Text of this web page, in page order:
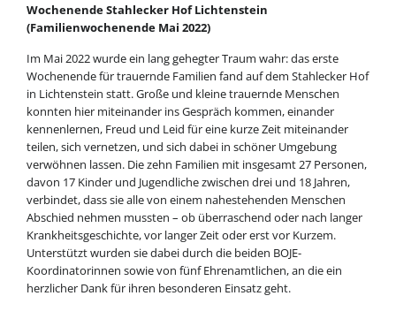
Wochenende Stahlecker Hof Lichtenstein
(Familienwochenende Mai 2022)
Im Mai 2022 wurde ein lang gehegter Traum wahr: das erste
Wochenende für trauernde Familien fand auf dem Stahlecker Hof
in Lichtenstein statt. Große und kleine trauernde Menschen
konnten hier miteinander ins Gespräch kommen, einander
kennenlernen, Freud und Leid für eine kurze Zeit miteinander
teilen, sich vernetzen, und sich dabei in schöner Umgebung
verwöhnen lassen. Die zehn Familien mit insgesamt 27 Personen,
davon 17 Kinder und Jugendliche zwischen drei und 18 Jahren,
verbindet, dass sie alle von einem nahestehenden Menschen
Abschied nehmen mussten – ob überraschend oder nach langer
Krankheitsgeschichte, vor langer Zeit oder erst vor Kurzem.
Unterstützt wurden sie dabei durch die beiden BOJE-
Koordinatorinnen sowie von fünf Ehrenamtlichen, an die ein
herzlicher Dank für ihren besonderen Einsatz geht.